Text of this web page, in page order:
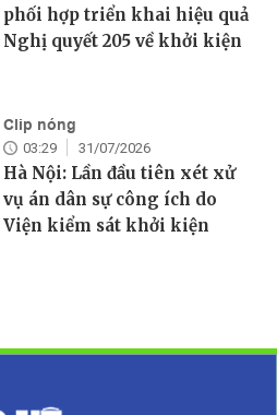
phối hợp triển khai hiệu quả
Nghị quyết 205 về khởi kiện
Clip nóng
03:29 31/07/2026
Hà Nội: Lần đầu tiên xét xử
vụ án dân sự công ích do
Viện kiểm sát khởi kiện